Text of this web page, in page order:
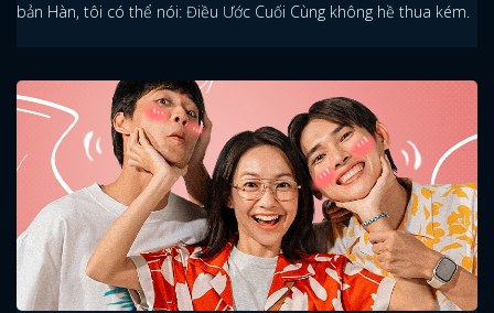
bản Hàn, tôi có thể nói: Điều Ước Cuối Cùng không hề thua kém.